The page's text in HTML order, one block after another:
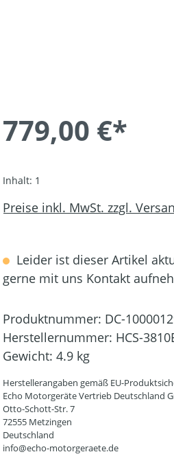
779,00 €*
Inhalt: 1
Preise inkl. MwSt. zzgl.
Leider ist dieser Artikel
gerne mit uns Kontakt
Produktnummer: DC-
Herstellernummer: HCS-
Gewicht: 4.9 kg
Herstellerangaben gemäß EU-
Echo Motorgeräte Vertrieb Deutschland
Otto-Schott-Str. 7
72555 Metzingen
Deutschland
info@echo-motorgeraete.de